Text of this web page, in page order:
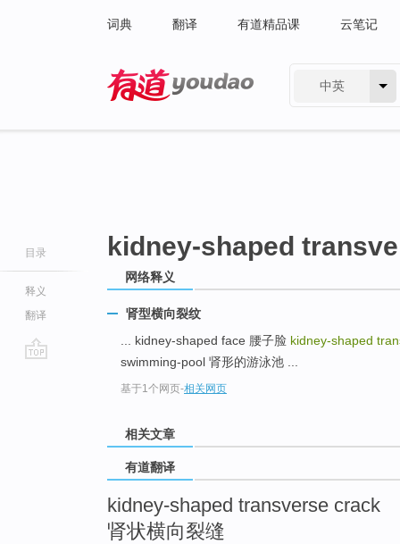
词典 翻译 有道精品课 云笔记
中英
目录
释义
翻译
kidney-shaped
网络释义
肾型横向裂纹
... kidney-shaped face 腰子脸 kidney-shaped
swimming-pool 肾形的游泳池 ...
基于1个网页-相关网页
相关文章
有道翻译
kidney-shaped transverse crack
肾状横向裂缝